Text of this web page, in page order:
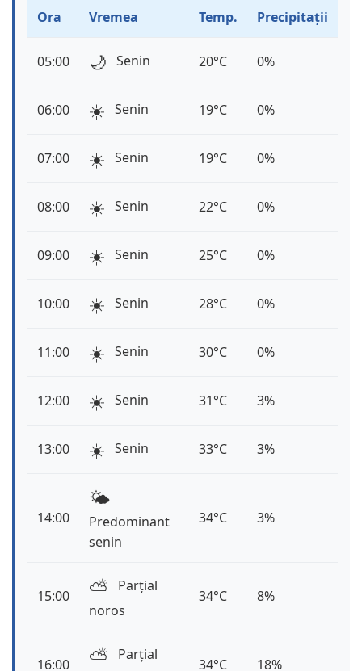
Ora Vremea Temp. Precipitații
05:00 🌙 Senin 20°C 0%
06:00 ☀️ Senin 19°C 0%
07:00 ☀️ Senin 19°C 0%
08:00 ☀️ Senin 22°C 0%
09:00 ☀️ Senin 25°C 0%
10:00 ☀️ Senin 28°C 0%
11:00 ☀️ Senin 30°C 0%
12:00 ☀️ Senin 31°C 3%
13:00 ☀️ Senin 33°C 3%
14:00
🌤️
Predominant
senin
34°C 3%
15:00 ⛅️
Parțial
noros
34°C 8%
16:00 ⛅️
Parțial
34°C 18%